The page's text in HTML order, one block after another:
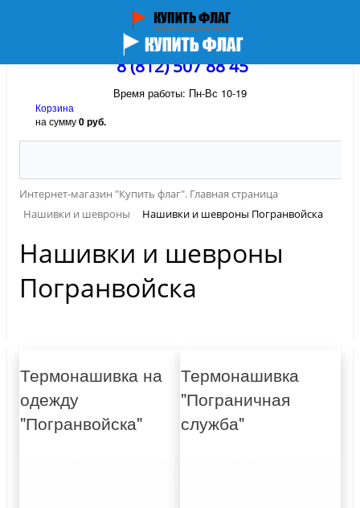
8 (812) 507 88 45
Время работы: Пн-Вс 10-19
Корзина
на сумму0 руб.
Интернет-магазин "Купить флаг". Главная страница
Нашивки и шевроны
Нашивки и шевроны Погранвойска
Нашивки и шевроны
Погранвойска
Термонашивка на
одежду
"Погранвойска"
Термонашивка
"Пограничная
служба"